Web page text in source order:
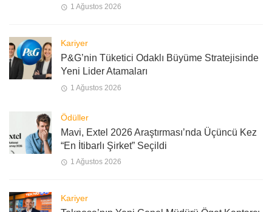
1 Ağustos 2026
Kariyer
P&G’nin Tüketici Odaklı Büyüme Stratejisinde
Yeni Lider Atamaları
1 Ağustos 2026
Ödüller
Mavi, Extel 2026 Araştırması’nda Üçüncü Kez
“En İtibarlı Şirket” Seçildi
1 Ağustos 2026
Kariyer